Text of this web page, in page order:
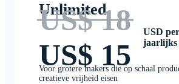
Unlimited
US$ 18
US$ 15
USD
jaarlijks
Voor grotere makers die op schaal
creatieve vrijheid eisen